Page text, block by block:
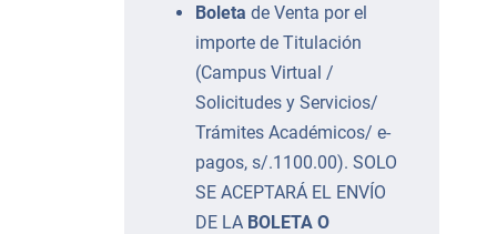
Boleta de Venta por el
importe de Titulación
(Campus Virtual /
Solicitudes y Servicios/
Trámites Académicos/ e-
pagos, s/.1100.00). SOLO
SE ACEPTARÁ EL ENVÍO
DE LA BOLETA O